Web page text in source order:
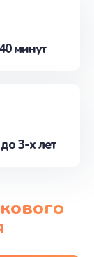
минут
3-х лет